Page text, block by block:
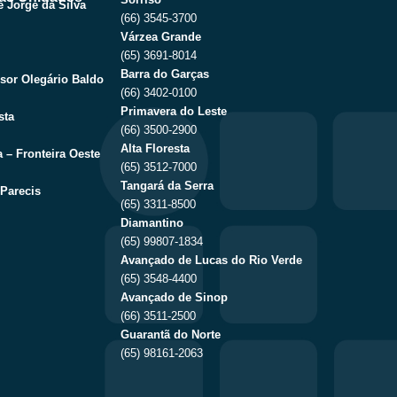
Jorge da Silva
Olegário Baldo
– Fronteira Oeste
(66) 3545-3700
Várzea Grande
(65) 3691-8014
Barra do Garças
(66) 3402-0100
Primavera do Leste
(66) 3500-2900
Alta Floresta
(65) 3512-7000
Tangará da Serra
(65) 3311-8500
Diamantino
(65) 99807-1834
Avançado de Lucas do Rio Verde
(65) 3548-4400
Avançado de Sinop
(66) 3511-2500
Guarantã do Norte
(65) 98161-2063